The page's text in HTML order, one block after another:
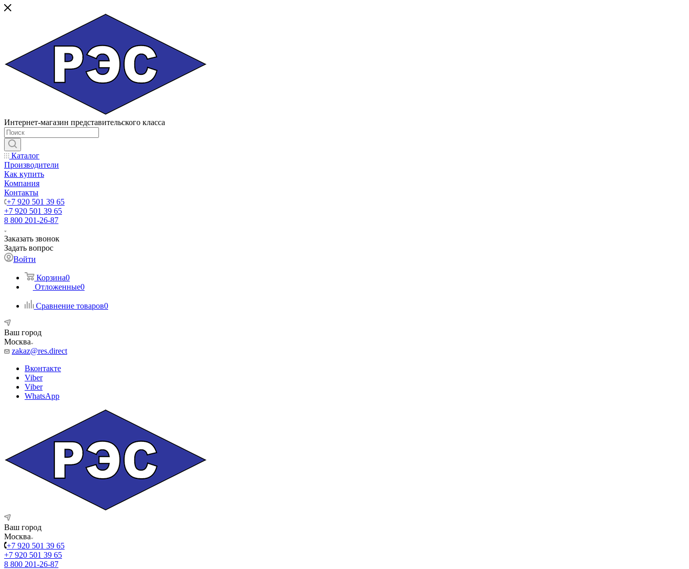
Интернет-магазин представительского класса
Каталог
Производители
Как купить
Компания
Контакты
+7 920 501 39 65
+7 920 501 39 65
8 800 201-26-87
Заказать звонок
Задать вопрос
Войти
Корзина0
Отложенные0
Сравнение товаров0
Ваш город
Москва
zakaz@res.direct
Вконтакте
Viber
Viber
WhatsApp
Ваш город
Москва
+7 920 501 39 65
+7 920 501 39 65
8 800 201-26-87